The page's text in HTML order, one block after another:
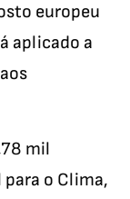
europeu
aplicado a
mil
o Clima,